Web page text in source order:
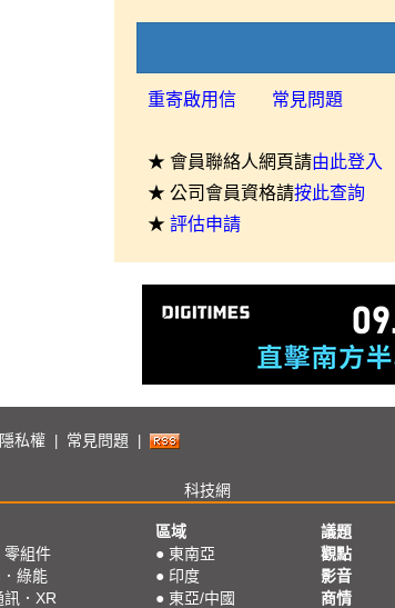
重寄啟用信 常見問題
★ 會員聯絡人網頁請由此登入
★ 公司會員資格請按此查詢
★ 評估申請
隱私權 常見問題
科技網
零組件
綠能
．XR
區域
● 東南亞
● 印度
● 東亞/中國
議題
觀點
影音
商情